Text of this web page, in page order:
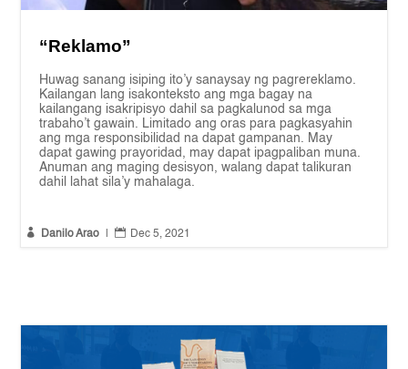
“Reklamo”
Huwag sanang isiping ito’y sanaysay ng pagrereklamo.
Kailangan lang isakonteksto ang mga bagay na
kailangang isakripisyo dahil sa pagkalunod sa mga
trabaho’t gawain. Limitado ang oras para pagkasyahin
ang mga responsibilidad na dapat gampanan. May
dapat gawing prayoridad, may dapat ipagpaliban muna.
Anuman ang maging desisyon, walang dapat talikuran
dahil lahat sila’y mahalaga.
 Danilo Arao |  Dec 5, 2021